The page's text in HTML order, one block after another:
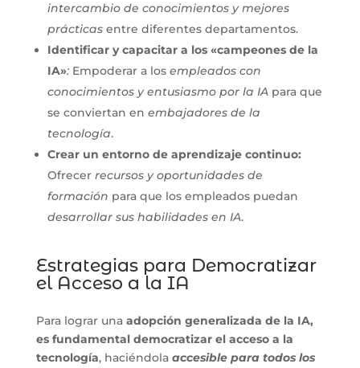
intercambio de conocimientos y mejores
prácticasentre diferentes departamentos.
Identificar y capacitar a los «campeones de la
IA»:Empoderar a los empleados con
conocimientos y entusiasmo por la IApara que
se conviertan en embajadores de la
tecnología.
Crear un entorno de aprendizaje continuo:
Ofrecer recursos y oportunidades de
formación para que los empleados puedan
desarrollar sus habilidades en IA.
Estrategias para Democratizar
el Acceso a la IA
Para lograr una adopción generalizada de la IA,
es fundamental democratizar el acceso a la
tecnología, haciéndola accesible para todos los